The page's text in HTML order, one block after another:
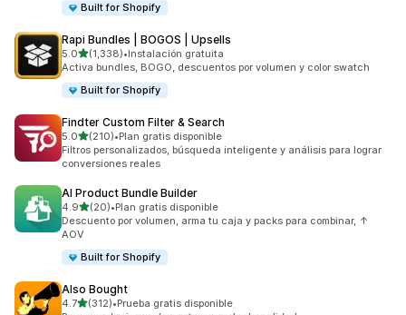
Built for Shopify
Rapi Bundles | BOGOS | Upsells
5.0de 5 estrellas
(1,338)
1338 reseñas en total
•Instalación gratuita
Activa bundles, BOGO, descuentos por volumen y color swatch
Built for Shopify
Findter Custom Filter & Search
5.0de 5 estrellas
(210)
210 reseñas en total
•Plan gratis disponible
Filtros personalizados, búsqueda inteligente y análisis para lograr
conversiones reales
AI Product Bundle Builder
4.9de 5 estrellas
(20)
20 reseñas en total
•Plan gratis disponible
Descuento por volumen, arma tu caja y packs para combinar, ↑
AOV
Built for Shopify
Also Bought
4.7de 5 estrellas
(312)
312 reseñas en total
•Prueba gratis disponible